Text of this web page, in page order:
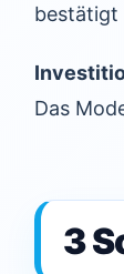
bestätigt
Das
3